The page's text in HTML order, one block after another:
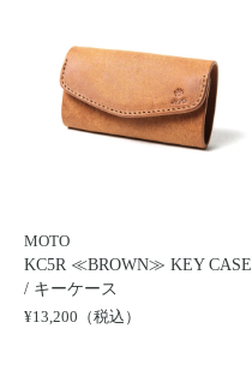
MOTO
KC5R ≪BROWN≫ KEY CASE
/ キーケース
¥13,200（税込）